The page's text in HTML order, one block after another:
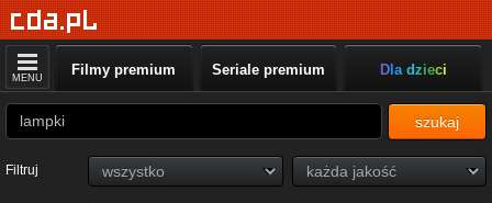
MENU Filmy premium Seriale premium Dla dzieci
szukaj
Filtruj